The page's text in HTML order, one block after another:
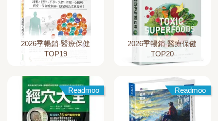
2026季暢銷-醫療保健
TOP19
2026季暢銷-醫療保健
TOP20
Readmoo Readmoo